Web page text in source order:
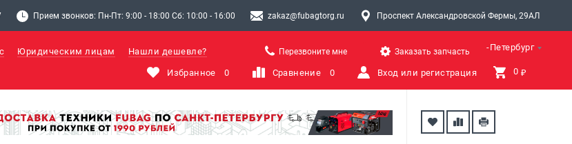
Прием звонков: Пн-Пт: 9:00 - 18:00 Сб: 10:00 - 16:00 zakaz@fubagtorg.ru Проспект Александровской Фермы, 29АЛ
Санкт-Петербург
Юридическим лицам Нашли дешевле? Перезвоните мне Заказать запчасть
Избранное 0 Сравнение 0 Вход или регистрация 0 ₽